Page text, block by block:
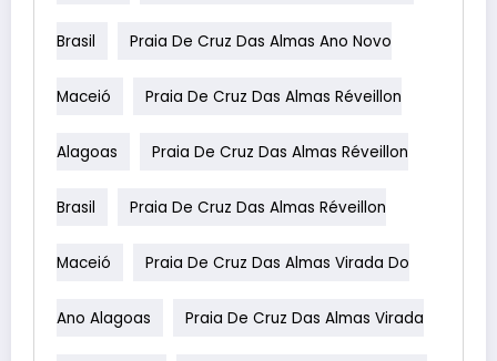
Brasil Praia De Cruz Das Almas Ano Novo
Maceió Praia De Cruz Das Almas Réveillon
Alagoas Praia De Cruz Das Almas Réveillon
Brasil Praia De Cruz Das Almas Réveillon
Maceió Praia De Cruz Das Almas Virada Do
Ano Alagoas Praia De Cruz Das Almas Virada